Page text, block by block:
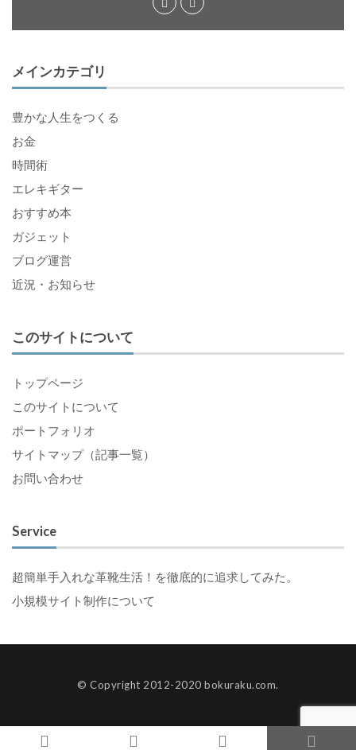
メインカテゴリ
豊かな人生をつくる
お金
時間術
エレキギター
おすすめ本
ガジェット
ブログ運営
近況・お知らせ
このサイトについて
トップページ
このサイトについて
ポートフォリオ
サイトマップ（記事一覧）
お問い合わせ
Service
超簡単手入れな革靴生活！を徹底的に追求してみた。
小規模サイト制作について
© Copyright 2012-2020 bokuraku.com.